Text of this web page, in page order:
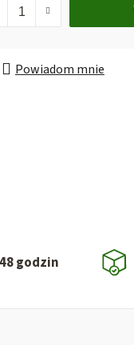
Powiadom mnie
godzin